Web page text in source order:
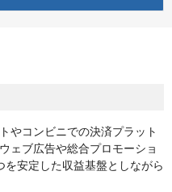
やコンビニでの決済プラット
ェブ広告や総合プロモーショ
安定した収益基盤としながら